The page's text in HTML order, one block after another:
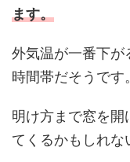
ます。
外気温が一番下が
時間帯だそうです。
明け方まで窓を開
てくるかもしれな